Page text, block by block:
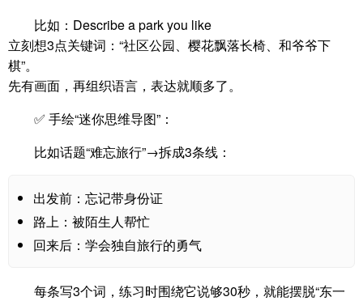
比如：Describe a park you like
立刻想3点关键词：“社区公园、樱花飘落长椅、和爷爷下
棋”。
先有画面，再组织语言，表达就顺多了。
✅ 手绘“迷你思维导图”：
比如话题“难忘旅行”→拆成3条线：
出发前：忘记带身份证
路上：被陌生人帮忙
回来后：学会独自旅行的勇气
每条写3个词，练习时围绕它说够30秒，就能摆脱“东一